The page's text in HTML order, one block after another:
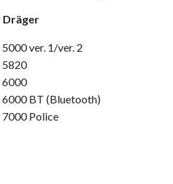
Dräger
ver. 1/ver. 2
5820
6000
BT (Bluetooth)
Police